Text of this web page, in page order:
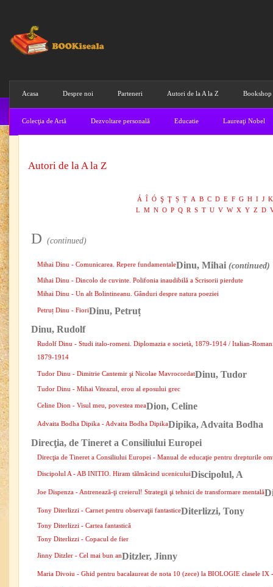
Acasa Despre noi Parteneri Autori de la A la Z Bookshop
Colecţia de Artă Dezvoltare personală Educatie Laureaţi Nobel
Autori de la A la Z
Á Î Ó Ş Ţ Ș Ț A B C D E F G H I J K
L M N O P Q R S T U V W X Y Z D
D (continued)
Dinu, Mihai (continued)
Mihai Dinu - Comunicarea. Repere fundamentale
Mihai Dinu - Dincolo de cuvinte. Polifonia inaudibilă a Scrisorii pierdute
Mihai Dinu - Un alt Bolintineanu. Gânduri despre natura poeziei
Dinu, Petruț
Petruț Dinu - Fiori
Dinu, Rudolf
Rudolf Dinu - Studi italo-romeni. Diplomazia e società, 1879-1914 / Italian-
1879-1914
Dinu, Tudor
Tudor Dinu - Dimitrie Cantemir şi Nicolae Mavrocordat
Tudor Dinu - Mihai Viteazul, erou al eposului grec
Dion, Celine
Celine Dion - Visul meu, povestea mea
Dipika, Advaita Bodha
Advaita Bodha Dipika - Advaita Bodha Dipika
Direcţia, de Tineret a Consiliului Europei
Direcţia de Tineret a Consiliului Europei - Manual de educaţie pentru drepturile
Discipolul, A
Discipolul A - AB INITIO. Hiram tălmăcind ucenicului
Joe Dispenza - Antrenează-ţi creierul! Strategii şi tehnici de transformare mentală
Diterlizzi, Tony
Tony Diterlizzi - Carnet pentru observaţii fantastice
Tony Diterlizzi - Cartea fantastică
Tony Diterlizzi - Copacul de fier
Ditzler, Jinny
Jinny Ditzler - Cel mai bun an
Maria Divoiu - Ghid pentru bacalaureat de nota 10 (zece) la BIOLOGIE clasele IX